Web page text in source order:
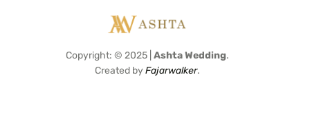
Copyright: © 2025 | Ashta Wedding.
Created byFajarwalker.